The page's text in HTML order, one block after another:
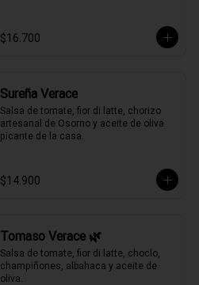
$16.700
Sureña Verace
Salsa de tomate, fior di latte, chorizo
artesanal de Osorno y aceite de oliva
picante de la casa.
$14.900
Tomaso Verace 🌿
Salsa de tomate, fior di latte, choclo,
champiñones, albahaca y aceite de
oliva.